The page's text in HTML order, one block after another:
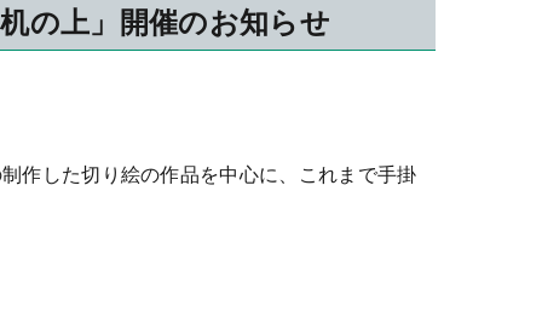
の上」開催のお知らせ
作した切り絵の作品を中心に、これまで手掛